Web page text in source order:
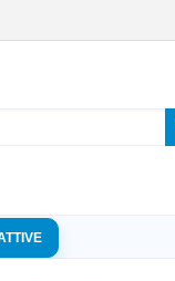
e la password e poi
sul pulsante "Accedi"